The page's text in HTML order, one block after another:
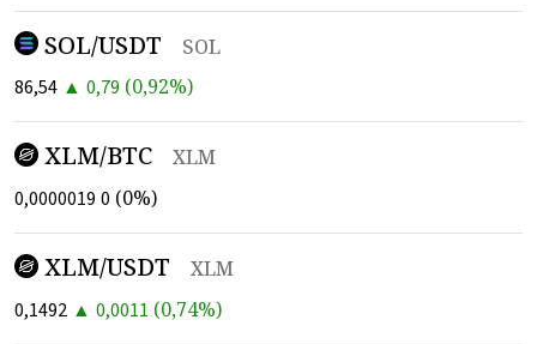
SOL/USDT
SOL
86,54 ▲ 0,79 (0,92%)
XLM/BTC
XLM
0,0000019 0 (0%)
XLM/USDT
XLM
0,1492 ▲ 0,0011 (0,74%)